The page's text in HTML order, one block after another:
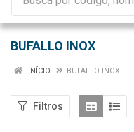
BUFALLO INOX
INÍCIO BUFALLO INOX
Filtros